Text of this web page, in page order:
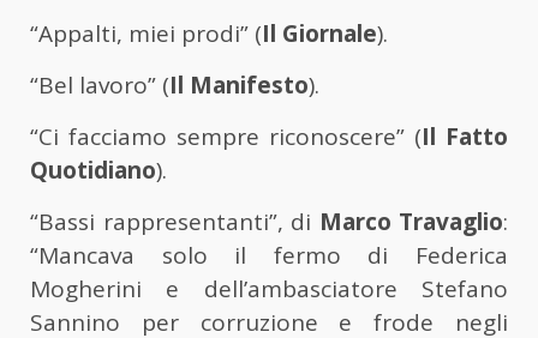
“Appalti, miei prodi” (Il Giornale).
“Bel lavoro” (Il Manifesto).
“Ci facciamo sempre riconoscere” (Il Fatto
Quotidiano).
“Bassi rappresentanti”, di Marco Travaglio:
“Mancava solo il fermo di Federica
Mogherini e dell’ambasciatore Stefano
Sannino per corruzione e frode negli